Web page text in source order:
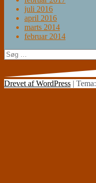
juli 2016
april 2016
marts 2014
februar 2014
Søg
efter:
Drevet af WordPress | Tema: